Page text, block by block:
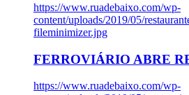
https://www.ruadebaixo.com/wp-
content/uploads/2019/05/
fileminimizer.jpg
FERROVIÁRIO ABRE
https://www.ruadebaixo.com/wp-